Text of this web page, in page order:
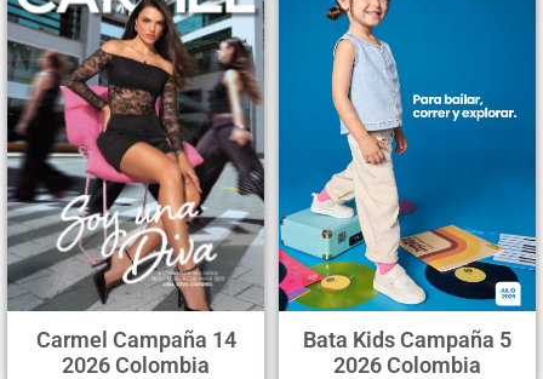
Carmel Campaña 14
2026 Colombia
Bata Kids Campaña 5
2026 Colombia